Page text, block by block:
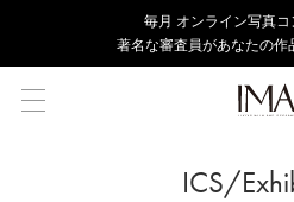
毎⽉ オンライン写真
著名な審査員があなたの作
ICS/